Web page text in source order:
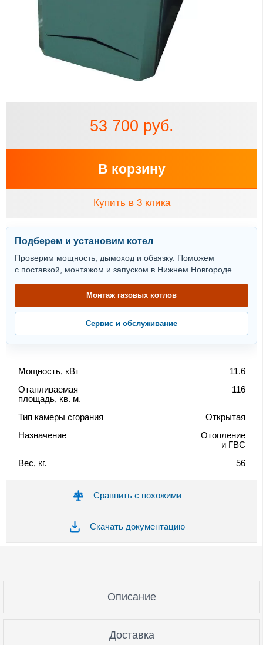
53 700 руб.
В корзину
Купить в 3 клика
Подберем и установим котел
Проверим мощность, дымоход и обвязку. Поможем
с поставкой, монтажом и запуском в Нижнем Новгороде.
Монтаж газовых котлов
Сервис и обслуживание
Мощность, кВт
11.6
Отапливаемая
площадь, кв. м.
116
Тип камеры сгорания
Открытая
Назначение
Отопление
и ГВС
Вес, кг.
56
Сравнить с похожими
Скачать документацию
Описание
Доставка